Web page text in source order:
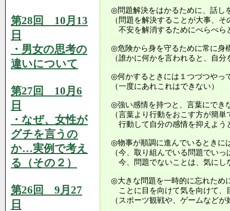
第28回 10月13
日
・男女の思考の
違いについて
第27回 10月6
日
・なぜ、女性が
グチを言うの
か…実例で考え
る（その２）
第26回 9月27
日
◎問題解決をはかるために、話し
（問題を解決することが大事、そ
不安を解消するためにべらべら
◎危険から身を守るために常に身
（誰かに何かを言われると、自分
◎何かするときには１つづつやっ
（一度にあれこれはできない）
◎強い感情を持つと、言葉にでき
（言葉より行動をおこす方が簡単
行動して自分の感情を抑えよう
◎物事が順調に進んでいるときに
（今、取り組んでいる問題でいっ
今、問題でないことは、気にし
◎大きな問題を一時的に忘れため
ことに目を向けて気を向けて、
（スポーツ観戦や、ゲームなどが